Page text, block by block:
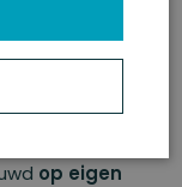
unit
over een
op eigen